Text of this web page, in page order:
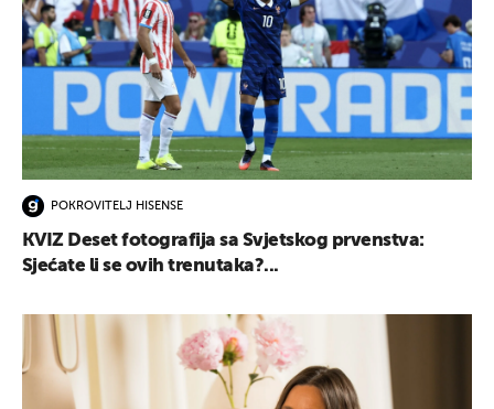
POKROVITELJ HISENSE
KVIZ Deset fotografija sa Svjetskog prvenstva:
Sjećate li se ovih trenutaka?...